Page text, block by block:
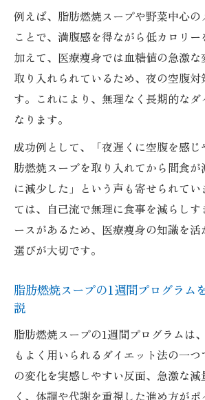
夜中にお腹がすいた時の医
活用法
医療痩身におすすめの人気
アレンジ
脂肪燃焼スープ継続の秘訣と失
り方
挫折しないための医療痩身
ピ管理術
医療痩身で語る脂肪燃焼ス
べ方
食べ過ぎやリバウンドを防ぐ
医療痩身で推奨の脂肪燃焼
セロリが鍵？脂肪燃焼レシピの
医療痩身が注目するセロリ
とは
例えば、脂肪燃焼スープや野菜中心の
ことで、満腹感を得ながら低カロリー
加えて、医療痩身では血糖値の急激な
取り入れられているため、夜の空腹対
す。これにより、無理なく長期的なダ
なります。
成功例として、「夜遅くに空腹を感
肪燃焼スープを取り入れてから間食が
に減少した」という声も寄せられてい
ては、自己流で無理に食事を減らしす
ースがあるため、医療痩身の知識を
選びが大切です。
脂肪燃焼スープの1週間プログラム
説
脂肪燃焼スープの1週間プログラムは
もよく用いられるダイエット法の一
の変化を実感しやすい反面、急激な減
く、体調や代謝を重視した進め方がポ